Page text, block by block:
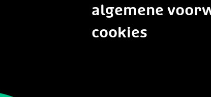
algemene
cookies